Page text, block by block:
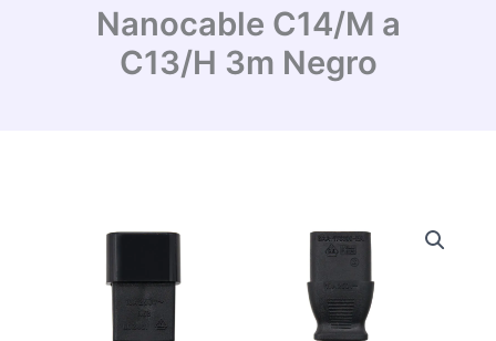
Nanocable C14/M a
C13/H 3m Negro